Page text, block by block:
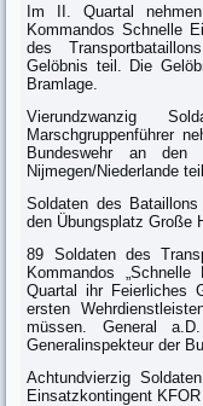
Im II. Quartal
Kommandos Schnelle
des
Gelöbnis teil. Die
Bramlage.
Vierundzwanzig
Marschgruppenführer
Bundeswehr an den
Nijmegen/Niederlande teil.
Soldaten des
den Übungsplatz Große
89 Soldaten des
Kommandos
Quartal ihr Feierliches
ersten
müssen. General
Generalinspekteur der
Achtundvierzig
Einsatzkontingent